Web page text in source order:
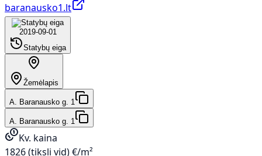
baranausko1.lt
2019-09-01
Statybų eiga
Žemėlapis
A. Baranausko g. 1
A. Baranausko g. 1
Kv. kaina
1826 (tiksli vid) €/m²